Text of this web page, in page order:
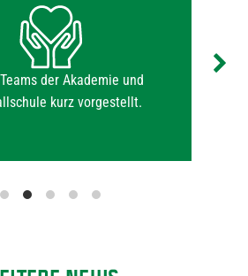
der Akademie und
kurz vorgestellt.